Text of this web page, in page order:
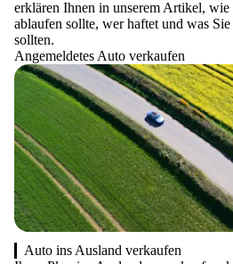
erklären Ihnen in unserem Artikel,
ablaufen sollte, wer haftet und was
sollten.
Angemeldetes Auto verkaufen
Auto ins Ausland verkaufen